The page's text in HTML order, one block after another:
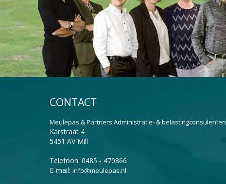
CONTACT
Meulepas & Partners Administratie- & belastingconsulenten
Karstraat 4
5451 AV Mill
Telefoon: 0485 - 470866
E-mail: info@meulepas.nl